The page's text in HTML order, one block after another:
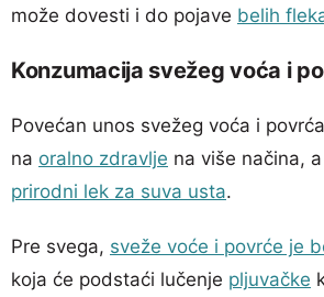
može dovesti i do pojave belih
Konzumacija svežeg voća i
Povećan unos svežeg voća i
na oralno zdravlje na više načina,
prirodni lek za suva usta.
Pre svega, sveže voće i povrće je
koja će podstaći lučenje pljuvačke